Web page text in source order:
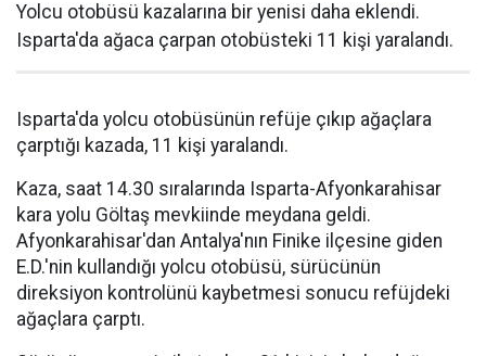
Yolcu otobüsü kazalarına bir yenisi daha eklendi.
Isparta'da ağaca çarpan otobüsteki 11 kişi yaralandı.
Isparta'da yolcu otobüsünün refüje çıkıp ağaçlara
çarptığı kazada, 11 kişi yaralandı.
Kaza, saat 14.30 sıralarında Isparta-Afyonkarahisar
kara yolu Göltaş mevkiinde meydana geldi.
Afyonkarahisar'dan Antalya'nın Finike ilçesine giden
E.D.'nin kullandığı yolcu otobüsü, sürücünün
direksiyon kontrolünü kaybetmesi sonucu refüjdeki
ağaçlara çarptı.